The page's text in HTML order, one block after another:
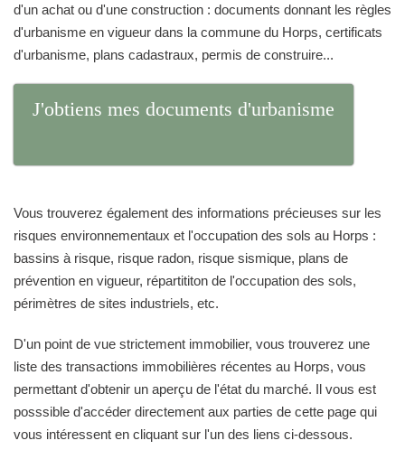
d'un achat ou d'une construction : documents donnant les règles
d'urbanisme en vigueur dans la commune du Horps, certificats
d'urbanisme, plans cadastraux, permis de construire...
J'obtiens mes documents d'urbanisme
Vous trouverez également des informations précieuses sur les
risques environnementaux et l'occupation des sols au Horps :
bassins à risque, risque radon, risque sismique, plans de
prévention en vigueur, répartititon de l'occupation des sols,
périmètres de sites industriels, etc.
D'un point de vue strictement immobilier, vous trouverez une
liste des transactions immobilières récentes au Horps, vous
permettant d'obtenir un aperçu de l'état du marché. Il vous est
posssible d'accéder directement aux parties de cette page qui
vous intéressent en cliquant sur l'un des liens ci-dessous.